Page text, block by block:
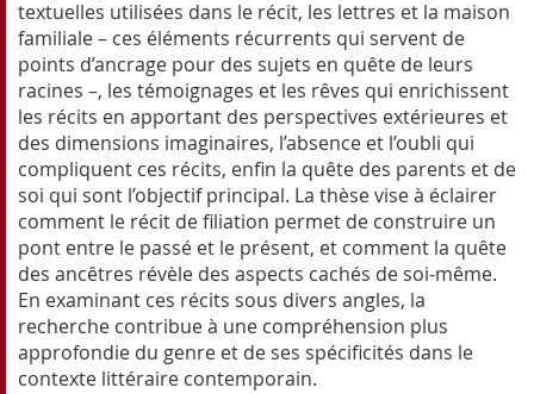
textuelles utilisées dans le récit, les lettres et la maison
familiale – ces éléments récurrents qui servent de
points d’ancrage pour des sujets en quête de leurs
racines –, les témoignages et les rêves qui enrichissent
les récits en apportant des perspectives extérieures et
des dimensions imaginaires, l’absence et l’oubli qui
compliquent ces récits, enfin la quête des parents et de
soi qui sont l’objectif principal. La thèse vise à éclairer
comment le récit de filiation permet de construire un
pont entre le passé et le présent, et comment la quête
des ancêtres révèle des aspects cachés de soi-même.
En examinant ces récits sous divers angles, la
recherche contribue à une compréhension plus
approfondie du genre et de ses spécificités dans le
contexte littéraire contemporain.